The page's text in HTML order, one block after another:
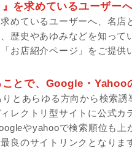
』を求めているユーザー
めているユーザーへ、名
歴史やあゆみなどを知っ
お店紹介ページ」をご提供
とで、Google・Yahoo
とあらゆる方向から検索
レクトリ型サイトに公式
やyahooで検索順位も
良のサイトリンクとなりま